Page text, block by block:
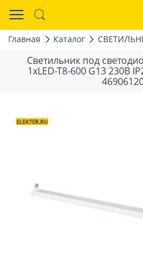
Главная Каталог
Светильник под
1xLED-T8-600 G13 230В